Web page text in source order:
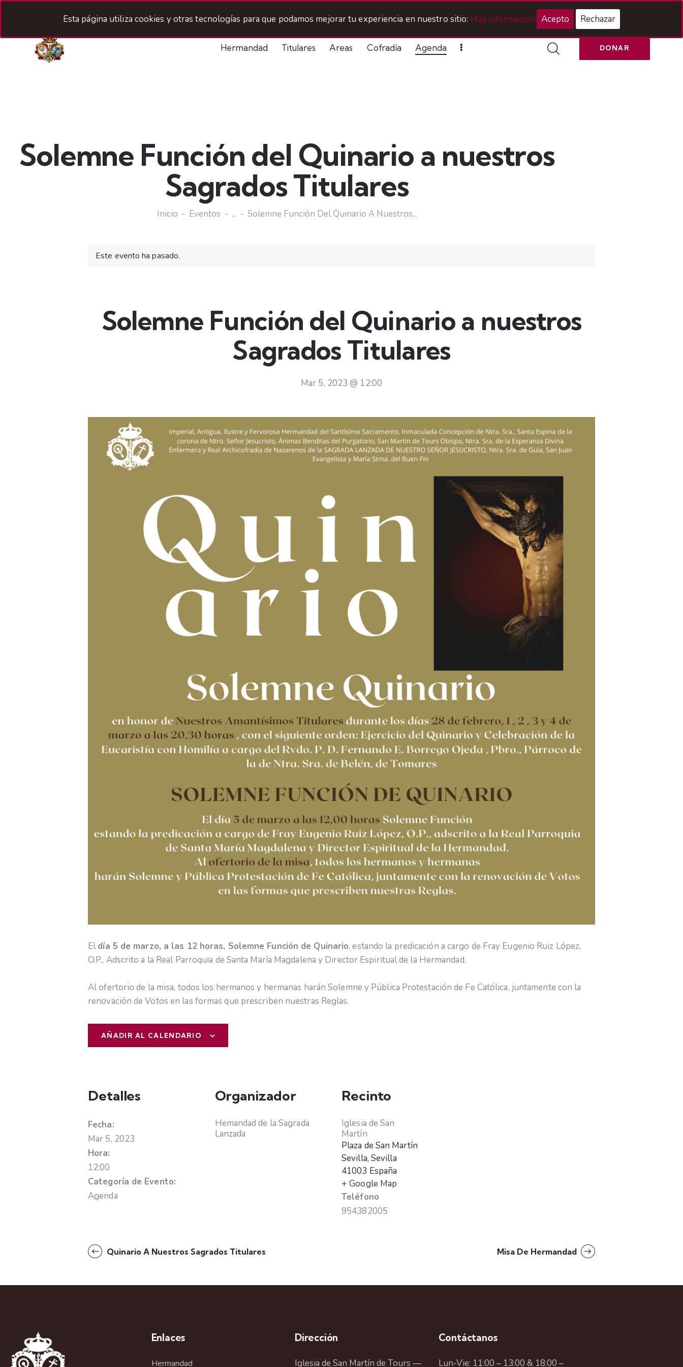
Acceso Hermanos
Hermandad Titulares Areas Cofradía Agenda DONAR
Solemne Función del Quinario a nuestros
Sagrados Titulares
Inicio Eventos ... Solemne Función Del Quinario A Nuestros...
Este evento ha pasado.
Solemne Función del Quinario a nuestros
Sagrados Titulares
Mar 5, 2023 @ 12:00
Eldía 5 de marzo, a las 12 horas, Solemne Función de Quinario, estando la predicación a cargo de Fray Eugenio Ruiz López,
O.P., Adscrito a la Real Parroquia de Santa María Magdalena y Director Espiritual de la Hermandad.
Al ofertorio de la misa, todos los hermanos y hermanas harán Solemne y Pública Protestación de Fe Católica, juntamente con la
renovación de Votos en las formas que prescriben nuestras Reglas.
AÑADIR AL CALENDARIO
Detalles
Fecha:
Mar 5, 2023
Hora:
12:00
Categoría de Evento:
Agenda
Organizador
Hemandad de la Sagrada
Lanzada
Recinto
Iglesia de San
Martín
Plaza de San Martín
Sevilla, Sevilla
41003 España
+ Google Map
Teléfono
954382005
Quinario A Nuestros Sagrados Titulares Misa De Hermandad
Enlaces
Hermandad
Dirección
Iglesia de San Martín de Tours —
Contáctanos
Lun-Vie: 11:00 – 13:00 & 18:00 –
Esta página utiliza cookies y otras tecnologías para que podamos mejorar tu experiencia en nuestro sitio: Más información. Acepto Rechazar